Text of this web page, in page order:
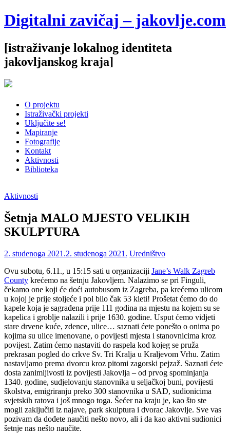
Digitalni zavičaj – jakovlje.com
[istraživanje lokalnog identiteta
jakovljanskog kraja]
O projektu
Istraživački projekti
Uključite se!
Mapiranje
Fotografije
Kontakt
Aktivnosti
Biblioteka
Aktivnosti
Šetnja MALO MJESTO VELIKIH
SKULPTURA
2. studenoga 2021.2. studenoga 2021. Uredništvo
Ovu subotu, 6.11., u 15:15 sati u organizaciji Jane’s Walk Zagreb
County krećemo na šetnju Jakovljem. Nalazimo se pri Finguli,
čekamo one koji će doći autobusom iz Zagreba, pa krećemo ulicom
u kojoj je prije stoljeće i pol bilo čak 53 kleti! Prošetat ćemo do do
kapele koja je sagrađena prije 111 godina na mjestu na kojem su se
kapelica i groblje nalazili i prije 1630. godine. Usput ćemo vidjeti
stare drvene kuće, zdence, ulice… saznati ćete ponešto o onima po
kojima su ulice imenovane, o povijesti mjesta i stanovnicima kroz
povijest. Zatim ćemo nastaviti do raspela kod kojeg se pruža
prekrasan pogled do crkve Sv. Tri Kralja u Kraljevom Vrhu. Zatim
nastavljamo prema dvorcu kroz pitomi zagorski pejzaž. Saznati ćete
dosta zanimljivosti iz povijesti Jakovlja – od prvog spominjanja
1340. godine, sudjelovanju stanovnika u seljačkoj buni, povijesti
školstva, emigriranju preko 300 stanovnika u SAD, sudionicima
svjetskih ratova i još mnogo toga. Šećer na kraju je, kao što ste
mogli zaključiti iz najave, park skulptura i dvorac Jakovlje. Sve vas
pozivam da dođete naučiti nešto novo, ali i da kao aktivni sudionici
šetnje nas nešto naučite.